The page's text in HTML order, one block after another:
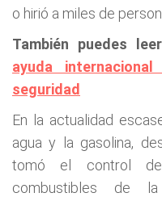
o hirió a miles de
También puedes leer
ayuda
seguridad
En la actualidad
agua y la gasolina,
tomó el control
combustibles de